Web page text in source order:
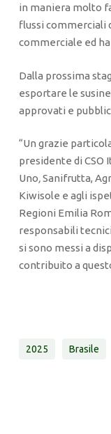
in maniera molto
flussi commerciali
commerciale ed
Dalla prossima
esportare le
approvati e
“Un grazie
presidente di CSO
Uno,Sanifrutta,
Kiwisole e agli
Regioni Emilia
responsabili
si sono messi a
contribuito a
2025 Brasile